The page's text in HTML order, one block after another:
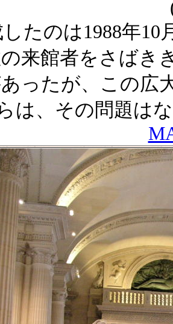
たのは1988年10
来館者をさばき
ったが、この広
は、その問題は